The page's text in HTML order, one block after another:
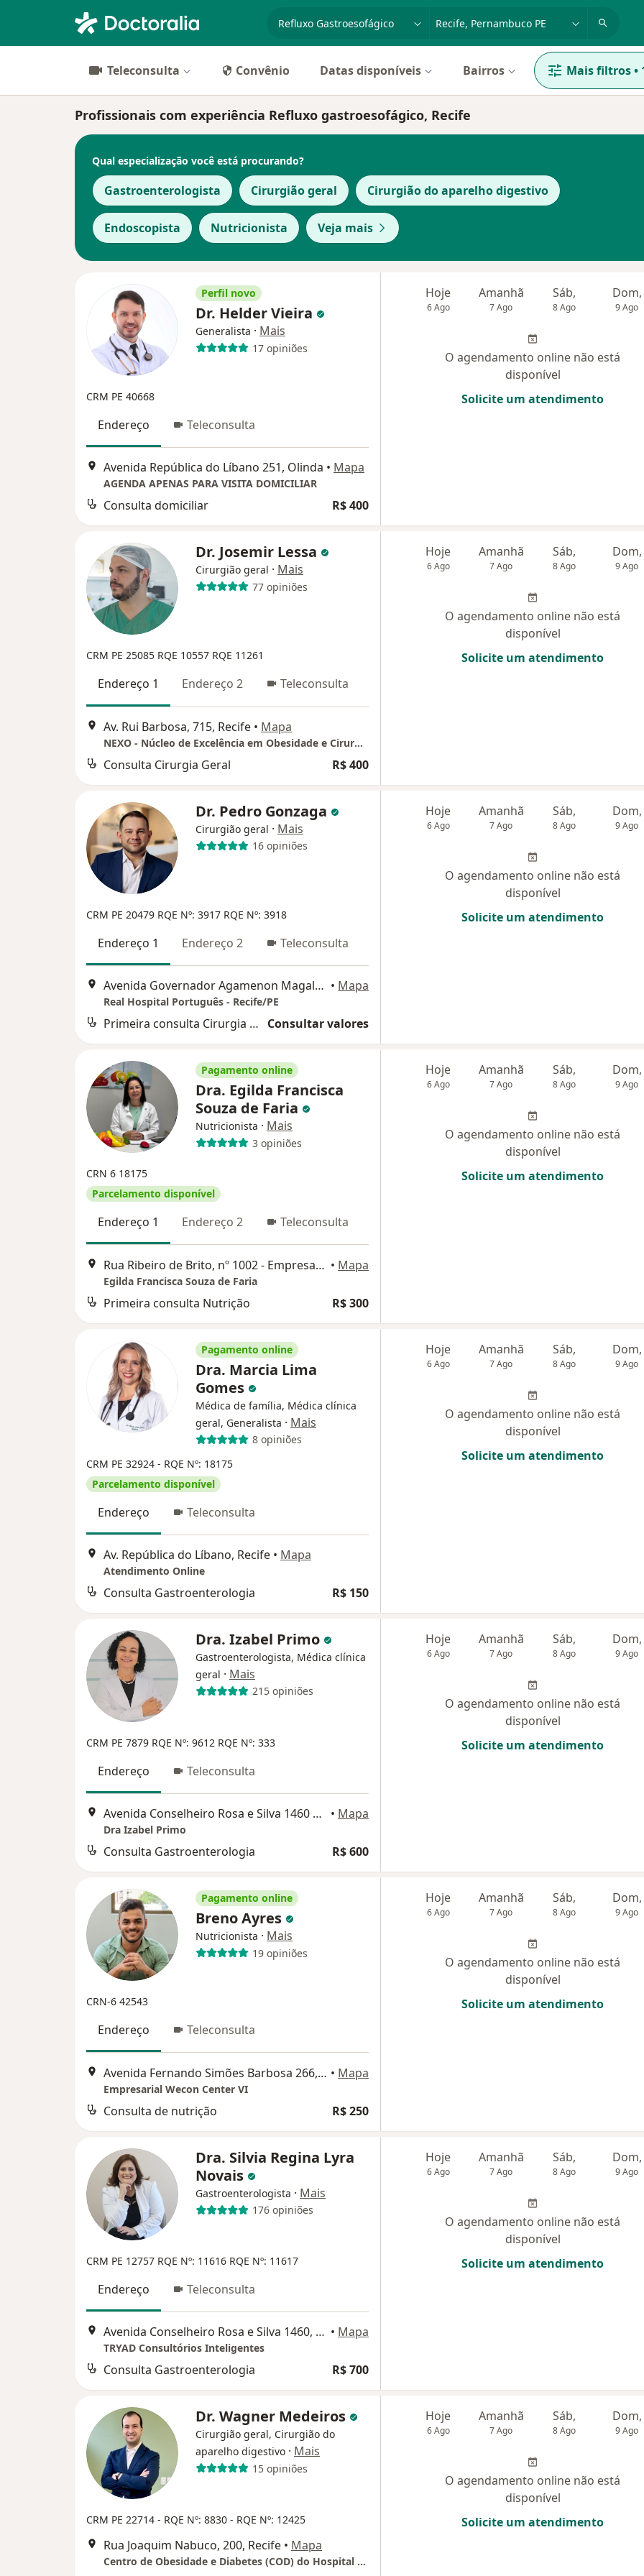
especialidade, doença ou nome
Teleconsulta Convênio Datas disponíveis Bairros Mais filtros•
Profissionais com experiência Refluxo gastroesofágico, Recife
Qual especialização você está procurando?
Gastroenterologista Cirurgião geral Cirurgião do aparelho digestivo
Endoscopista Nutricionista Veja mais
Perfil novo
Dr. Helder Vieira
Generalista · Mais
17 opiniões
CRM PE 40668
Endereço Teleconsulta
Avenida República do Líbano 251, Olinda • Mapa
AGENDA APENAS PARA VISITA DOMICILIAR
Consulta domiciliar R$ 400
Hoje
6 Ago
Amanhã
7 Ago
Sáb,
8 Ago
Dom,
9 Ago
O agendamento online não está
disponível
Solicite um atendimento
Dr. Josemir Lessa
Cirurgião geral · Mais
77 opiniões
CRM PE 25085 RQE 10557 RQE 11261
Endereço 1 Endereço 2 Teleconsulta
Av. Rui Barbosa, 715, Recife • Mapa
NEXO - Núcleo de Excelência em Obesidade e Cirurgia
Consulta Cirurgia Geral R$ 400
Hoje
6 Ago
Amanhã
7 Ago
Sáb,
8 Ago
Dom,
9 Ago
O agendamento online não está
disponível
Solicite um atendimento
Dr. Pedro Gonzaga
Cirurgião geral · Mais
16 opiniões
CRM PE 20479 RQE Nº: 3917 RQE Nº: 3918
Endereço 1 Endereço 2 Teleconsulta
Avenida Governador Agamenon Magalhães 4760, Recife • Mapa
Real Hospital Português - Recife/PE
Primeira consulta Cirurgia Geral Consultar valores
Hoje
6 Ago
Amanhã
7 Ago
Sáb,
8 Ago
Dom,
9 Ago
O agendamento online não está
disponível
Solicite um atendimento
Pagamento online
Dra. Egilda Francisca
Souza de Faria
Nutricionista · Mais
3 opiniões
CRN 6 18175
Parcelamento disponível
Endereço 1 Endereço 2 Teleconsulta
Rua Ribeiro de Brito, nº 1002 - Empresarial 1002, 2º andar - sala 207, Recife • Mapa
Egilda Francisca Souza de Faria
Primeira consulta Nutrição R$ 300
Hoje
6 Ago
Amanhã
7 Ago
Sáb,
8 Ago
Dom,
9 Ago
O agendamento online não está
disponível
Solicite um atendimento
Pagamento online
Dra. Marcia Lima
Gomes
Médica de família, Médica clínica
geral, Generalista · Mais
8 opiniões
CRM PE 32924 - RQE Nº: 18175
Parcelamento disponível
Endereço Teleconsulta
Av. República do Líbano, Recife • Mapa
Atendimento Online
Consulta Gastroenterologia R$ 150
Hoje
6 Ago
Amanhã
7 Ago
Sáb,
8 Ago
Dom,
9 Ago
O agendamento online não está
disponível
Solicite um atendimento
Dra. Izabel Primo
Gastroenterologista, Médica clínica
geral · Mais
215 opiniões
CRM PE 7879 RQE Nº: 9612 RQE Nº: 333
Endereço Teleconsulta
Avenida Conselheiro Rosa e Silva 1460 Aflitos Sala 205, Recife • Mapa
Dra Izabel Primo
Consulta Gastroenterologia R$ 600
Hoje
6 Ago
Amanhã
7 Ago
Sáb,
8 Ago
Dom,
9 Ago
O agendamento online não está
disponível
Solicite um atendimento
Pagamento online
Breno Ayres
Nutricionista · Mais
19 opiniões
CRN-6 42543
Endereço Teleconsulta
Avenida Fernando Simões Barbosa 266, Recife • Mapa
Empresarial Wecon Center VI
Consulta de nutrição R$ 250
Hoje
6 Ago
Amanhã
7 Ago
Sáb,
8 Ago
Dom,
9 Ago
O agendamento online não está
disponível
Solicite um atendimento
Dra. Silvia Regina Lyra
Novais
Gastroenterologista · Mais
176 opiniões
CRM PE 12757 RQE Nº: 11616 RQE Nº: 11617
Endereço Teleconsulta
Avenida Conselheiro Rosa e Silva 1460, Cobertura, Recife • Mapa
TRYAD Consultórios Inteligentes
Consulta Gastroenterologia R$ 700
Hoje
6 Ago
Amanhã
7 Ago
Sáb,
8 Ago
Dom,
9 Ago
O agendamento online não está
disponível
Solicite um atendimento
Dr. Wagner Medeiros
Cirurgião geral, Cirurgião do
aparelho digestivo · Mais
15 opiniões
CRM PE 22714 - RQE Nº: 8830 - RQE Nº: 12425
Rua Joaquim Nabuco, 200, Recife • Mapa
Centro de Obesidade e Diabetes (COD) do Hospital Santa Joana Recife
Hoje
6 Ago
Amanhã
7 Ago
Sáb,
8 Ago
Dom,
9 Ago
O agendamento online não está
disponível
Solicite um atendimento